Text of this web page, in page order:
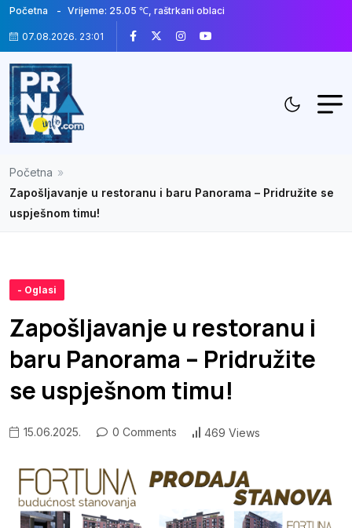
Početna Vrijeme: 25.05 ℃, raštrkani oblaci
07.08.2026. 23:01
Početna »
Zapošljavanje u restoranu i baru Panorama – Pridružite se
uspješnom timu!
- Oglasi
Zapošljavanje u restoranu i
baru Panorama – Pridružite
se uspješnom timu!
15.06.2025. 0 Comments 469 Views